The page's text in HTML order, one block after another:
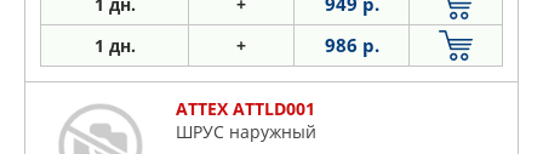
1 дн. + 986 р.
ATTEX ATTLD001
ШРУС наружный